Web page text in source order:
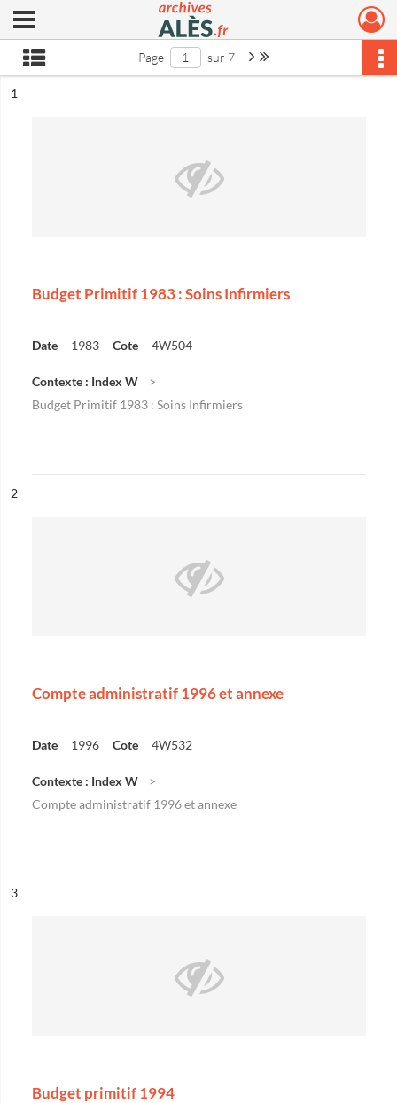
Archives municipales d'Alès
Ouvrir le menu déroulant
Page sur 7 Page suivante : 1/7
n°
1
Budget Primitif 1983 : Soins Infirmiers
Date 1983 Cote 4W504
Contexte : Index W
Budget Primitif 1983 : Soins Infirmiers
n°
2
Compte administratif 1996 et annexe
Date 1996 Cote 4W532
Contexte : Index W
Compte administratif 1996 et annexe
n°
3
Budget primitif 1994